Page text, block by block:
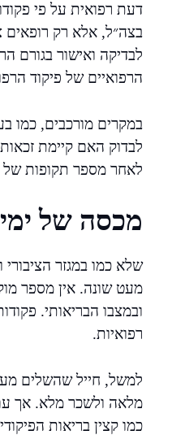
דעת רפואית על פי
בצה״ל, אלא רק רופאים
לבדיקה ואישור בגורם
הרפואיים של פיקוד
במקרים מורכבים, כמו
לבדוק האם קיימת
לאחר מספר תקופות של
מכסה של
שלא כמו במגזר
מעט שונה. אין מספר
ובמצבו הבריאותי.
רפואיות.
למשל, חייל שהשלים
מלאה ולשכר מלא. אך
כמו קצין בריאות